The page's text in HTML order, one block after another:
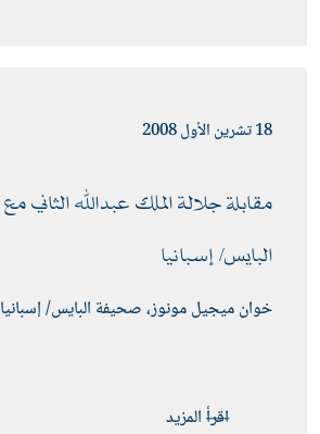
18 تشرين الأول 2008
البايس/ إسبانيا
خوان ميجيل مونوز، صحيفة البايس/ إسبانيا
اقرأ المزيد